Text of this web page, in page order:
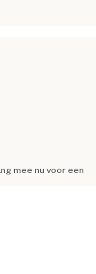
mee nu voor een